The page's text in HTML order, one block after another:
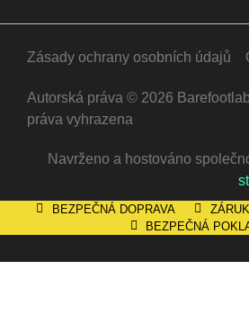
Zásady ochrany osobních údajů
Autorská práva © 2026
práva vyhrazena
Navrženo a hostováno
BEZPEČNÁ DOPRAVA
BEZPEČNÁ